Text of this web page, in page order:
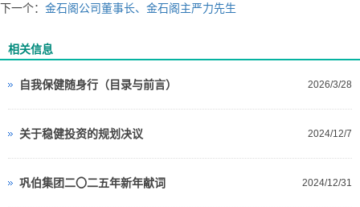
下一个： 金石阁公司董事长、金石阁主严力先生
相关信息
2026/3/28
自我保健随身行（目录与前言）
2024/12/7
关于稳健投资的规划决议
2024/12/31
巩伯集团二〇二五年新年献词